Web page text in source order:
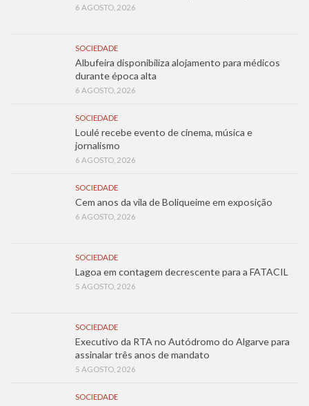
6 AGOSTO, 2026
SOCIEDADE
Albufeira disponibiliza alojamento para médicos
durante época alta
6 AGOSTO, 2026
SOCIEDADE
Loulé recebe evento de cinema, música e
jornalismo
6 AGOSTO, 2026
SOCIEDADE
Cem anos da vila de Boliqueime em exposição
6 AGOSTO, 2026
SOCIEDADE
Lagoa em contagem decrescente para a FATACIL
5 AGOSTO, 2026
SOCIEDADE
Executivo da RTA no Autódromo do Algarve para
assinalar três anos de mandato
5 AGOSTO, 2026
SOCIEDADE